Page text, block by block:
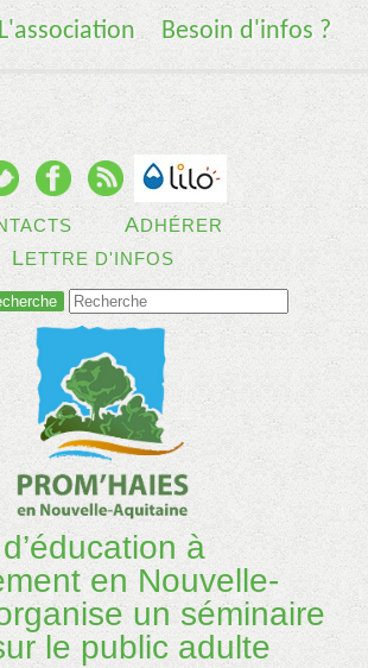
ADHÉRER
LETTRE D'INFOS
L'association Besoin d'infos ?
à
en Nouvelle-
un séminaire
le public adulte